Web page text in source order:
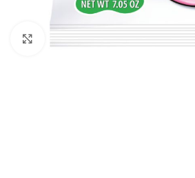
Click to enlarge